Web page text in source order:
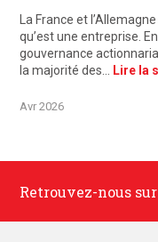
La France et
qu’est une entreprise.
gouvernance
la majorité des… Lire la
Avr 2026
Retrouvez-nous sur